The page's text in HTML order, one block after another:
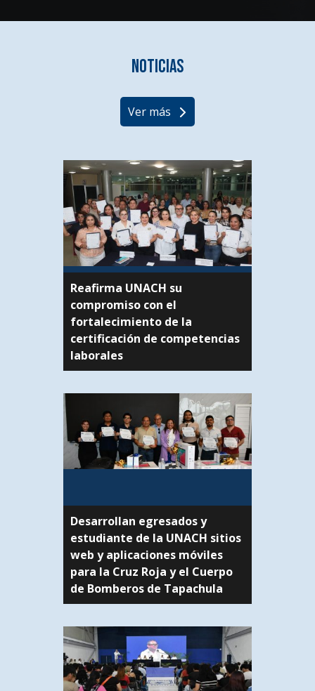
Noticias
Ver más
Reafirma UNACH su
compromiso con el
fortalecimiento de la
certificación de competencias
laborales
Desarrollan egresados y
estudiante de la UNACH sitios
web y aplicaciones móviles
para la Cruz Roja y el Cuerpo
de Bomberos de Tapachula